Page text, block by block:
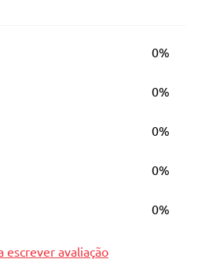
0%
0%
0%
0%
0%
escrever avaliação